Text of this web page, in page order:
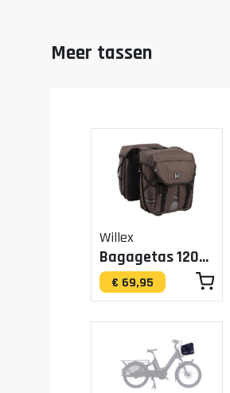
Meer tassen
Willex
Bagagetas 1200 Bruin 20L
€ 69,95